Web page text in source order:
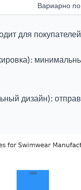
Вариарно
для
дизайн):